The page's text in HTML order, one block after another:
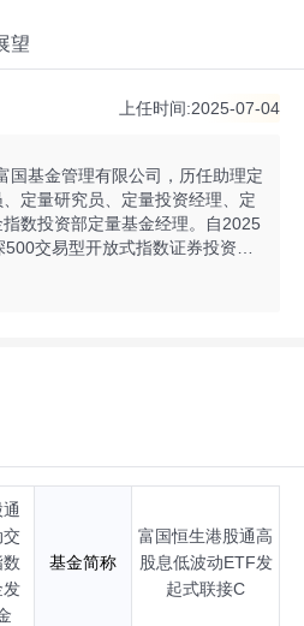
望
上任时间:2025-07-04
国基金管理有限公司，历任助理定
定量研究员、定量投资经理、定
数投资部定量基金经理。自2025
交易型开放式指数证券投资基
年06月起任富国中证沪港深500
金基金经理；自2025年06月起任
2025年07月起任富国恒生港股通
数证券投资基金发起式联接基金
2025年07月起任富国标普石油天
型开放式指数证券投资基金（QD
起任富国纳斯达克100交易型开放
基金经理；自2025年07月起任富
交易型开放式指数证券投资基金
年09月起任富国恒指港股通交易型
式联接基金基金经理；自2025年
易型开放式指数证券投资基金基
交
发
基金简称
富国恒生港股通高
股息低波动ETF发
起式联接C